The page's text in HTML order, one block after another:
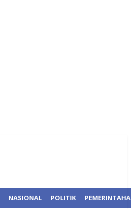
NASIONAL POLITIK